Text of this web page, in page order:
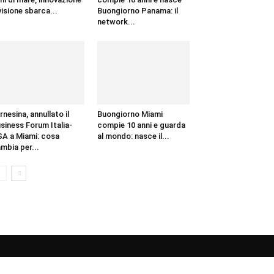
sbarca...
Buongiorno Panama: il
network...
annullato il
Forum Italia-
a Miami: cosa
per...
Buongiorno Miami
compie 10 anni e guarda
al mondo: nasce il...